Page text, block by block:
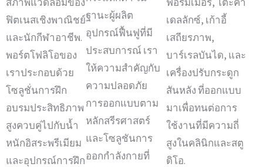
ฟิตเนสเชิงพาณิชย์
และนักกีฬาอาชีพ.
พอร์ตโฟลิโอของ
เราประกอบด้วย
โซลูชั่นการฝึก
อบรมประสิทธิภาพ
สูงควบคู่ไปกับน้ำ
หนักอิสระพรีเมียม
และอุปกรณ์การฝึก
ฐานะผู้ผลิต
อุปกรณ์ฟื้นฟูที่มี
ประสบการณ์ เรา
ให้ความสำคัญกับ
ความปลอดภัย
การออกแบบตาม
หลักสรีรศาสตร์
และโซลูชันการ
ออกกำลังกายที่
เดลลักซ์, เก้าอี้
เสถียรภาพ,
บาร์เรลบันได, และ
เครื่องปรับกระดูก
สันหลัง ที่ออกแบบ
มาเพื่อทนต่อการ
ใช้งานที่มีความถี่
สูงในคลินิกและสตู
ดิโอ.